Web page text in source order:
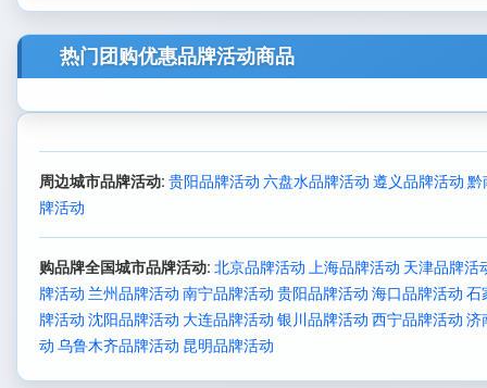
热门团购优惠品牌活动商品
周边城市品牌活动: 贵阳品牌活动 六盘水品牌活动 遵义品牌活动 黔
牌活动
购品牌全国城市品牌活动: 北京品牌活动 上海品牌活动 天津品牌活
牌活动 兰州品牌活动 南宁品牌活动 贵阳品牌活动 海口品牌活动 石
牌活动 沈阳品牌活动 大连品牌活动 银川品牌活动 西宁品牌活动 济
动 乌鲁木齐品牌活动 昆明品牌活动